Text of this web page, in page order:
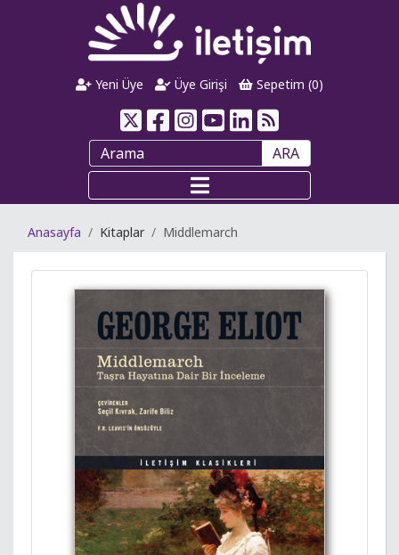
Yeni Üye Üye Girişi Sepetim (0)
ARA
Anasayfa Kitaplar Middlemarch